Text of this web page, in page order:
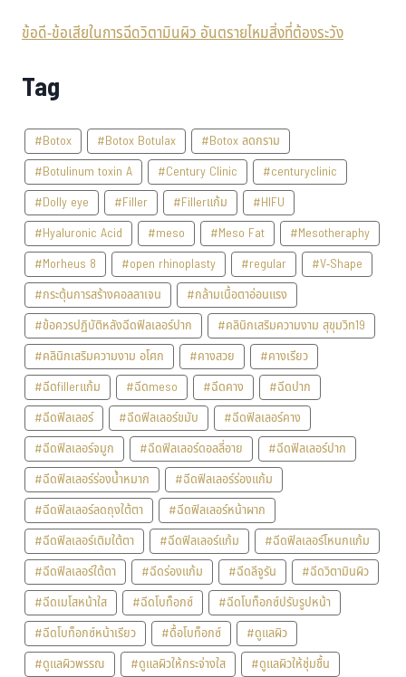
ข้อดี-ข้อเสียในการฉีดวิตามินผิว อันตรายไหมสิ่งที่ต้องระวัง
Tag
#Botox #Botox Botulax
#Botox ลดกราม
#Botulinum toxin A
#Century Clinic
#centuryclinic
#Dolly eye
#Filler #Fillerแก้ม
#HIFU
#Hyaluronic Acid
#meso #Meso Fat
#Mesotheraphy
#Morheus 8
#open rhinoplasty #regular
#V-Shape
#กระตุ้นการสร้างคอลลาเจน
#กล้ามเนื้อตาอ่อนแรง
#ข้อควรปฏิบัติหลังฉีดฟิลเลอร์ปาก
#คลินิกเสริมความงาม สุขุมวิท19
#คลินิกเสริมความงาม อโศก
#คางสวย
#คางเรียว
#ฉีดfillerแก้ม
#ฉีดmeso #ฉีดคาง
#ฉีดปาก
#ฉีดฟิลเลอร์
#ฉีดฟิลเลอร์ขมับ
#ฉีดฟิลเลอร์คาง
#ฉีดฟิลเลอร์จมูก
#ฉีดฟิลเลอร์ดอลลี่อาย
#ฉีดฟิลเลอร์ปาก
#ฉีดฟิลเลอร์ร่องน้ำหมาก
#ฉีดฟิลเลอร์ร่องแก้ม
#ฉีดฟิลเลอร์ลดถุงใต้ตา
#ฉีดฟิลเลอร์หน้าผาก
#ฉีดฟิลเลอร์เติมใต้ตา
#ฉีดฟิลเลอร์แก้ม
#ฉีดฟิลเลอร์โหนกแก้ม
#ฉีดฟิลเลอร์ใต้ตา
#ฉีดร่องแก้ม #ฉีดลีจูรัน
#ฉีดวิตามินผิว
#ฉีดเมโสหน้าใส
#ฉีดโบท็อกซ์
#ฉีดโบท็อกซ์ปรับรูปหน้า
#ฉีดโบท็อกซ์หน้าเรียว
#ดื้อโบท็อกซ์
#ดูแลผิว
#ดูแลผิวพรรณ
#ดูแลผิวให้กระจ่างใส
#ดูแลผิวให้ชุ่มชื้น